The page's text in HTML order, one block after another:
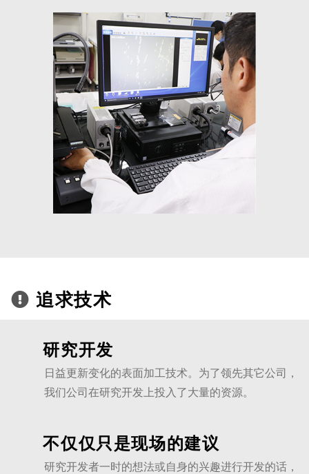
追求技术
研究开发
日益更新变化的表面加工技术。为了领先其它公司，
我们公司在研究开发上投入了大量的资源。
不仅仅只是现场的建议
研究开发者一时的想法或自身的兴趣进行开发的话，